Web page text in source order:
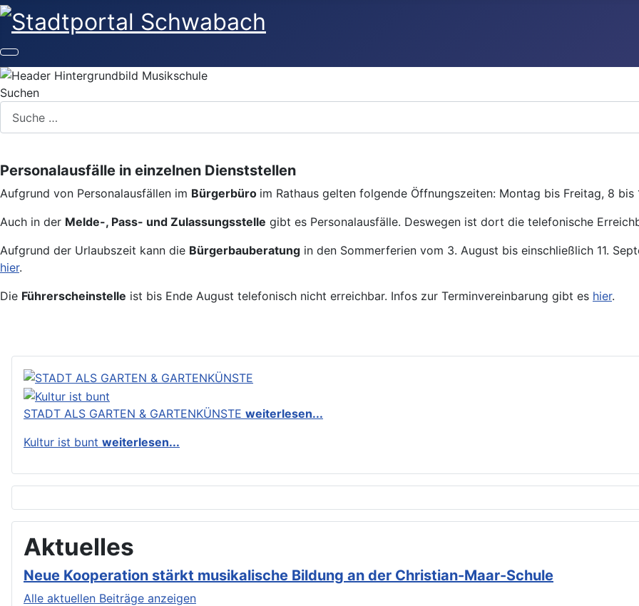
Suchen
Personalausfälle in einzelnen Dienststellen
Aufgrund von Personalausfällen im Bürgerbüro im Rathaus gelten folgende Öffnungszeiten: Montag bis Freitag, 8 bis
Auch in der Melde-, Pass- und Zulassungsstelle gibt es Personalausfälle. Deswegen ist dort die telefonische
Aufgrund der Urlaubszeit kann die Bürgerbauberatung in den Sommerferien vom 3. August bis einschließlich 11.
hier.
Die Führerscheinstelle ist bis Ende August telefonisch nicht erreichbar. Infos zur Terminvereinbarung gibt es hier.
STADT ALS GARTEN & GARTENKÜNSTE weiterlesen...
Kultur ist bunt weiterlesen...
Aktuelles
Neue Kooperation stärkt musikalische Bildung an der Christian-Maar-Schule
Alle aktuellen Beiträge anzeigen